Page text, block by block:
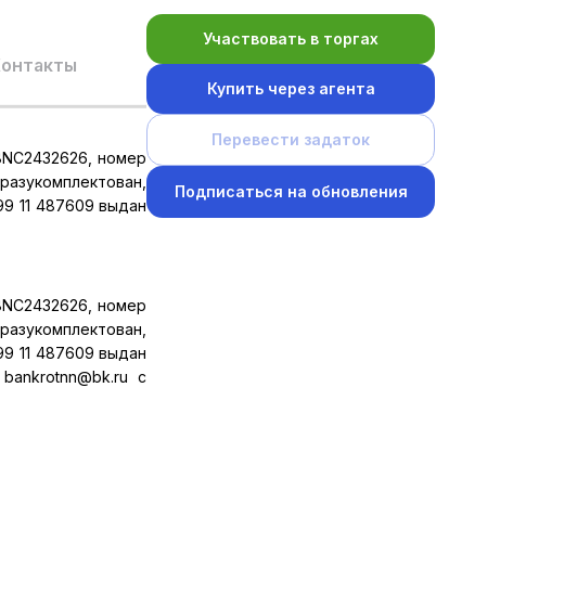
номер
11 487609 выдан
номер
11 487609 выдан
с
Участвовать в торгах
Купить через агента
Перевести задаток
Подписаться на обновления